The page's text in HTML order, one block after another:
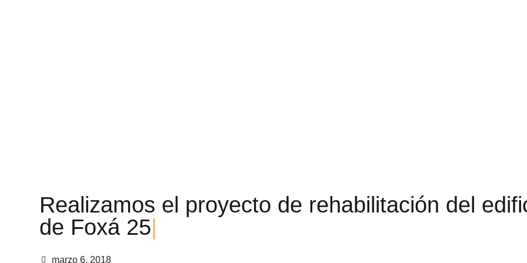
Real izamos e proyecto de rehabi itación de edifi
de Foxá 25
marzo 6, 2018